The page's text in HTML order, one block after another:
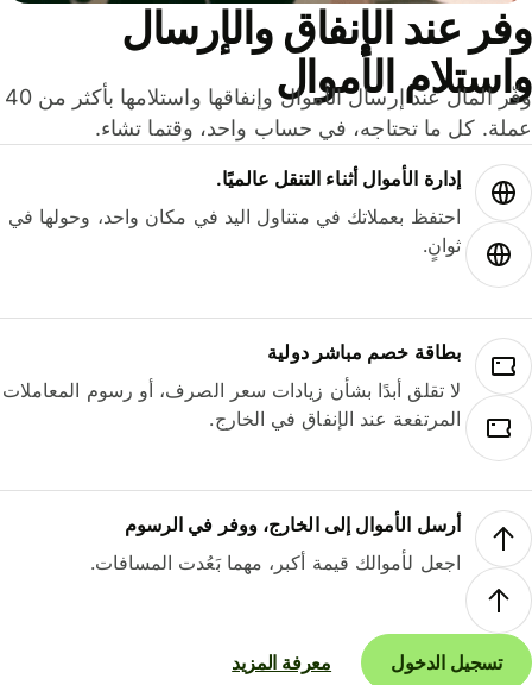
عند الإنفاق والإرسال
الأموال
وفّر المال عند إرسال الأموال وإنفاقها واستلامها بأكثر من 40
كل ما تحتاجه، في حساب واحد، وقتما تشاء.
إدارة الأموال أثناء التنقل عالميًا.
احتفظ بعملاتك في متناول اليد في مكان واحد، وحولها في
ثوانٍ.
بطاقة خصم مباشر دولية
لا تقلق أبدًا بشأن زيادات سعر الصرف، أو رسوم المعاملات
المرتفعة عند الإنفاق في الخارج.
أرسل الأموال إلى الخارج، ووفر في الرسوم
اجعل لأموالك قيمة أكبر، مهما بَعُدت المسافات.
تسجيل الدخول معرفة المزيد